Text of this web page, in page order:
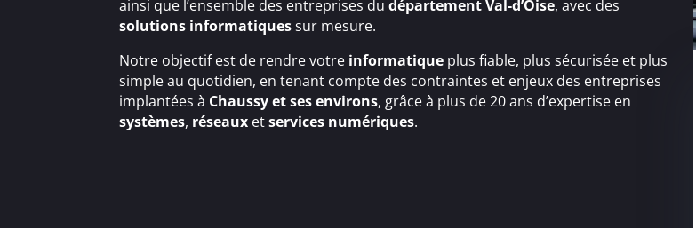
ainsi que l’ensemble des entreprises dudépartement Val-d’Oise, avec des
solutions informatiquessur mesure.
Notre objectif est de rendre votre informatique plus fiable, plus sécurisée et plus
simple au quotidien, en tenant compte des contraintes et enjeux des entreprises
implantées à Chaussy et ses environs, grâce à plus de 20 ans d’expertise en
systèmes, réseaux etservices numériques.